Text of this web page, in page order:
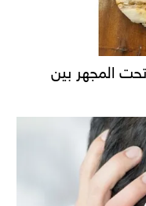
المجهر بين